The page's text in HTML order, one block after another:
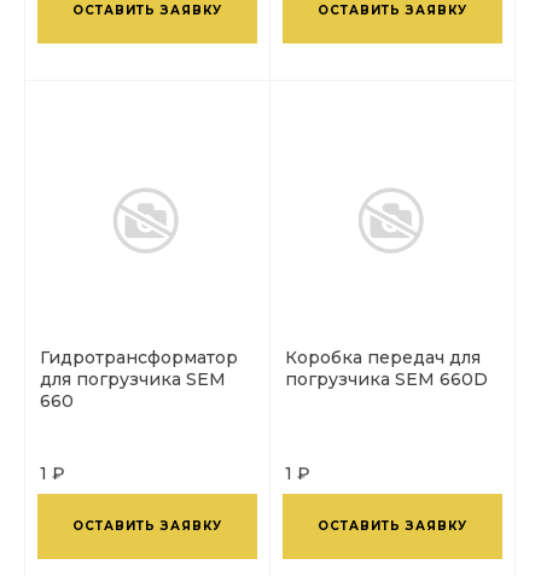
ОСТАВИТЬ ЗАЯВКУ ОСТАВИТЬ ЗАЯВКУ
Гидротрансформатор
для погрузчика SEM
660
1 ₽
ОСТАВИТЬ ЗАЯВКУ
Коробка передач для
погрузчика SEM 660D
1 ₽
ОСТАВИТЬ ЗАЯВКУ